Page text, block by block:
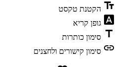
text_fields הקטנת טקסט
font_download גופן קריא
title סימון כותרות
link סימון קישורים ולחצנים